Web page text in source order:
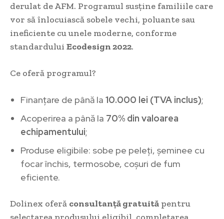
derulat de AFM. Programul susține familiile care
vor să înlocuiască sobele vechi, poluante sau
ineficiente cu unele moderne, conforme
standardului Ecodesign 2022.
Ce oferă programul?
Finanțare de până la 10.000 lei (TVA inclus);
Acoperirea a până la 70% din valoarea
echipamentului;
Produse eligibile: sobe pe peleți, șeminee cu
focar închis, termosobe, coșuri de fum
eficiente.
Dolinex oferă consultanță gratuită pentru